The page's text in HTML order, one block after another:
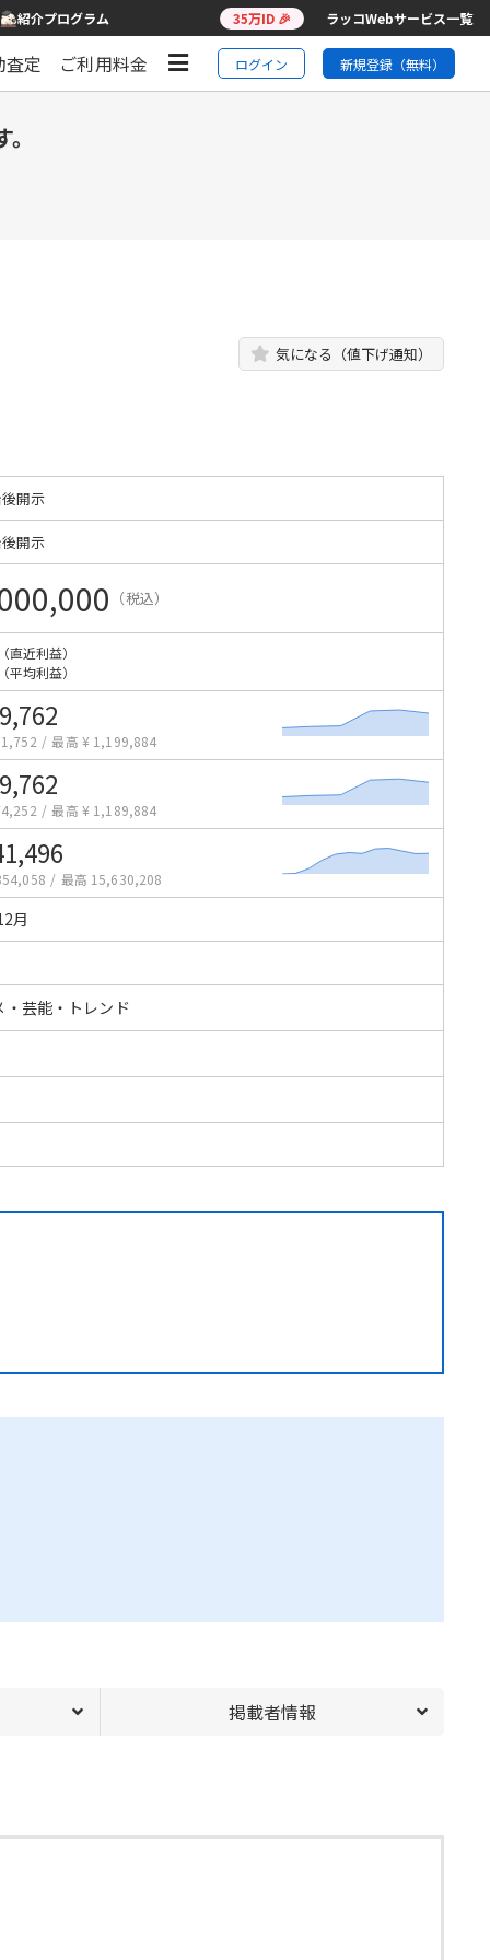
紹介プログラム 35万ID 🎉 ラッコWebサービス一覧
査定 ご利用料金 ログイン 新規登録（無料）
気になる（値下げ通知）
開示
開示
（税込）
直近利益）
平均利益）
/ 最高 ¥ 1,199,884
/ 最高 ¥ 1,189,884
/ 最高 15,630,208
月
・芸能・トレンド
掲載者情報